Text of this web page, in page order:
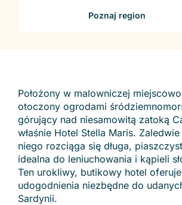
Poznaj region
Położony w malowniczej
otoczony ogrodami
górujący nad niesamowitą zatoką
właśnie Hotel Stella Maris.
niego rozciąga się długa,
idealna do leniuchowania i kąpieli
Ten urokliwy, butikowy hotel
udogodnienia niezbędne do
Sardynii.